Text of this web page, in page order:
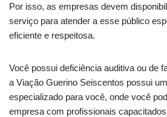
Por isso, as empresas devem
serviço para atender a esse público
eficiente e respeitosa.
Você possui deficiência auditiva ou de
a Viação Guerino Seiscentos possui
especializado para você, onde você
empresa com profissionais